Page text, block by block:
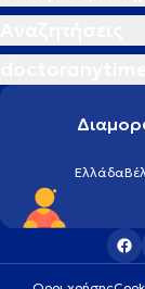
Ελλάδα